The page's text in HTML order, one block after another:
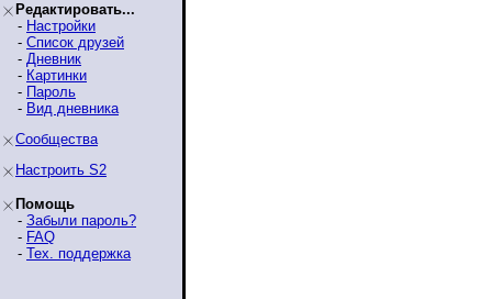
Редактировать...
- Настройки
- Список друзей
- Дневник
- Картинки
- Пароль
- Вид дневника
Сообщества
Настроить S2
Помощь
- Забыли пароль?
- FAQ
- Тех. поддержка